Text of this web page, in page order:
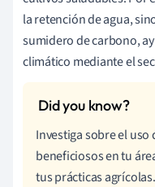
la retención de agua,
sumidero de carbono,
climático mediante el
Investiga sobre el
beneficiosos en tu
tus prácticas agrícolas.